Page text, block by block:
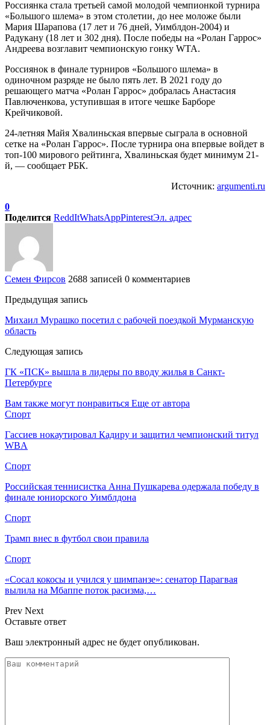
Россиянка стала третьей самой молодой чемпионкой турнира
«Большого шлема» в этом столетии, до нее моложе были
Мария Шарапова (17 лет и 76 дней, Уимблдон-2004) и
Радукану (18 лет и 302 дня). После победы на «Ролан Гаррос»
Андреева возглавит чемпионскую гонку WTA.
Россиянок в финале турниров «Большого шлема» в
одиночном разряде не было пять лет. В 2021 году до
решающего матча «Ролан Гаррос» добралась Анастасия
Павлюченкова, уступившая в итоге чешке Барборе
Крейчиковой.
24-летняя Майя Хвалиньская впервые сыграла в основной
сетке на «Ролан Гаррос». После турнира она впервые войдет в
топ-100 мирового рейтинга, Хвалиньская будет минимум 21-
й, — сообщает РБК.
Источник: argumenti.ru
0
Поделится ReddItWhatsAppPinterestЭл. адрес
Семен Фирсов 2688 записей 0 комментариев
Предыдущая запись
Михаил Мурашко посетил с рабочей поездкой Мурманскую
область
Следующая запись
ГК «ПСК» вышла в лидеры по вводу жилья в Санкт-
Петербурге
Вам также могут понравиться Еще от автора
Спорт
Гассиев нокаутировал Кадиру и защитил чемпионский титул
WBA
Спорт
Российская теннисистка Анна Пушкарева одержала победу в
финале юниорского Уимблдона
Спорт
Трамп внес в футбол свои правила
Спорт
«Сосал кокосы и учился у шимпанзе»: сенатор Парагвая
вылила на Мбаппе поток расизма,…
Prev Next
Оставьте ответ
Ваш электронный адрес не будет опубликован.